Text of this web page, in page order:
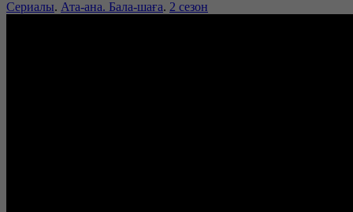
Сериалы. Ата-ана. Бала-шаға. 2 сезон